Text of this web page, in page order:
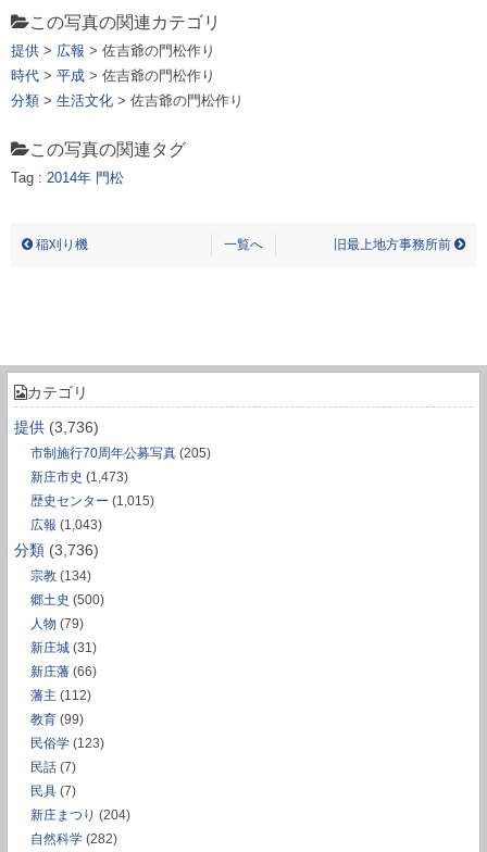
カテゴリ
提供 (3,736)
市制施行70周年公募写真 (205)
新庄市史 (1,473)
歴史センター (1,015)
広報 (1,043)
分類 (3,736)
宗教 (134)
郷土史 (500)
人物 (79)
新庄城 (31)
新庄藩 (66)
藩主 (112)
教育 (99)
民俗学 (123)
民話 (7)
民具 (7)
新庄まつり (204)
自然科学 (282)
この写真の関連カテゴリ
提供 > 広報 > 佐吉爺の門松作り
時代 > 平成 > 佐吉爺の門松作り
分類 > 生活文化 > 佐吉爺の門松作り
この写真の関連タグ
Tag : 2014年 門松
稲刈り機 一覧へ 旧最上地方事務所前